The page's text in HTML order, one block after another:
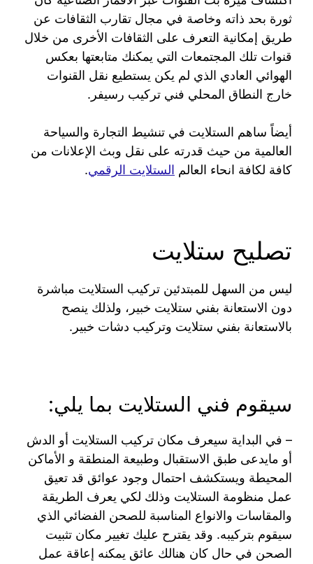
ثورة بحد ذاته وخاصة في مجال تقارب الثقافات عن
طريق إمكانية التعرف على الثقافات الأخرى من خلال
قنوات تلك المجتمعات التي يمكنك متابعتها بعكس
الهوائي العادي الذي لم يكن يستطيع نقل القنوات
خارج النطاق المحلي فني تركيب رسيفر.
أيضاً ساهم الستلايت في تنشيط التجارة والسياحة
العالمية من حيث قدرته على نقل وبث الإعلانات من
كافة لكافة انحاء العالم الستلايت الرقمي.
تصليح ستلايت
ليس من السهل للمبتدئين تركيب الستلايت مباشرة
دون الاستعانة بفني ستلايت خبير، ولذلك ينصح
بالاستعانة بفني ستلايت وتركيب دشات خبير.
سيقوم فني الستلايت بما يلي:
– في البداية سيعرف مكان تركيب الستلايت أو الدش
أو مايدعى طبق الاستقبال وطبيعة المنطقة و الأماكن
المحيطة ويستكشف احتمال وجود عوائق قد تعيق
عمل منظومة الستلايت وذلك لكي يعرف الطريقة
والمقاسات والانواع المناسبة للصحن الفضائي الذي
سيقوم بتركيبه. وقد يقترح عليك تغيير مكان تثبيت
الصحن في حال كان هنالك عائق يمكنه إعاقة عمل